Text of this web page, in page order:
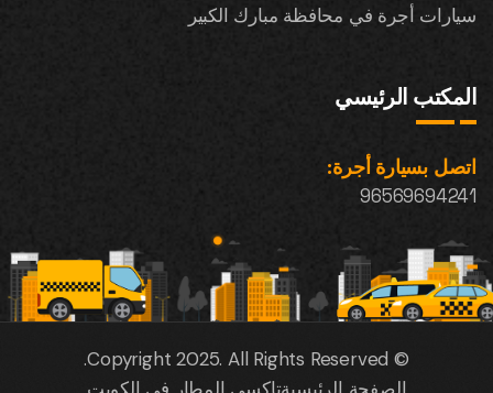
سيارات أجرة في محافظة مبارك الكبير
المكتب الرئيسي
اتصل بسيارة أجرة:
96569694241
© Copyright 2025. All Rights Reserved.